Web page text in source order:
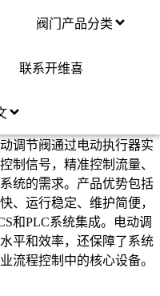
阀门产品分类
联系开维喜
制药及环保等多种工业工
调节阀通过电动执行器实
制信号，精准控制流量、
统的需求。产品优势包括
、运行稳定、维护简便，
和PLC系统集成。电动调
平和效率，还保障了系统
流程控制中的核心设备。